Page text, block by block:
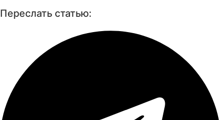
Переслать статью: